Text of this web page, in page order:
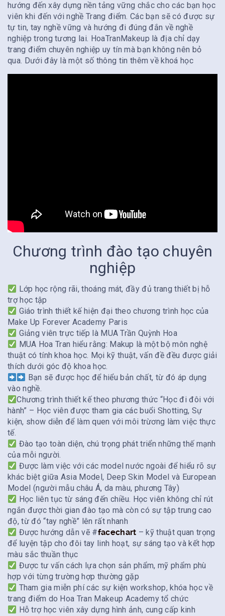
hướng đến xây dựng nền tảng vững chắc cho các bạn học
viên khi đến với nghề Trang điểm. Các bạn sẽ có được sự
tự tin, tay nghề vững và hướng đi đúng đắn về nghề
nghiệp trong tương lai. HoaTranMakeup là địa chỉ dạy
trang điểm chuyên nghiệp uy tín mà bạn không nên bỏ
qua. Dưới đây là một số thông tin thêm về khoá học
Chương trình đào tạo chuyên
nghiệp
Lớp học rộng rãi, thoáng mát, đầy đủ trang thiết bị hỗ
trợ học tập
Giáo trình thiết kế hiện đại theo chương trình học của
Make Up Forever Academy Paris
Giảng viên trực tiếp là MUA Trần Quỳnh Hoa
MUA Hoa Tran hiểu rằng: Makup là một bộ môn nghệ
thuật có tính khoa học. Mọi kỹ thuật, vấn đề đều được giải
thích dưới góc độ khoa học.
Bạn sẽ được học để hiểu bản chất, từ đó áp dụng
vào nghề.
Chương trình thiết kế theo phương thức “Học đi đôi với
hành” – Học viên được tham gia các buổi Shotting, Sự
kiện, show diễn để làm quen với môi trừơng làm việc thực
tế.
Đào tạo toàn diện, chú trọng phát triển những thế mạnh
của mỗi người.
Được làm việc với các model nước ngoài để hiểu rõ sự
khác biệt giữa Asia Model, Deep Skin Model và European
Model (người mẫu châu Á, da màu, phương Tây)
Học liên tục từ sáng đến chiều. Học viên không chỉ rút
ngắn được thời gian đào tạo mà còn có sự tập trung cao
độ, từ đó “tay nghề” lên rất nhanh
Được hướng dẫn vẽ #facechart – kỹ thuật quan trọng
để luyện tập cho đôi tay linh hoạt, sự sáng tạo và kết hợp
màu sắc thuần thục
Được tư vấn cách lựa chọn sản phẩm, mỹ phẩm phù
hợp với từng trường hợp thường gặp
Tham gia miễn phí các sự kiện workshop, khóa học về
trang điểm do Hoa Tran Makeup Academy tổ chức
Hỗ trợ học viên xây dựng hình ảnh, cung cấp kinh